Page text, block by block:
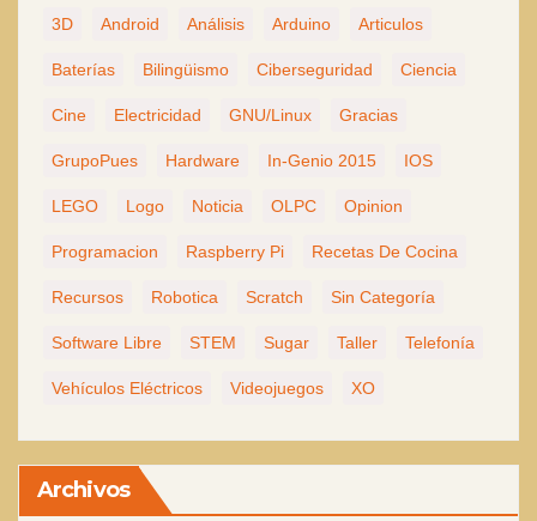
3D Android Análisis Arduino Articulos
Baterías Bilingüismo Ciberseguridad Ciencia
Cine Electricidad GNU/Linux Gracias
GrupoPues Hardware In-Genio 2015 IOS
LEGO Logo Noticia OLPC Opinion
Programacion Raspberry Pi Recetas De Cocina
Recursos Robotica Scratch Sin Categoría
Software Libre STEM Sugar Taller Telefonía
Vehículos Eléctricos Videojuegos XO
Archivos